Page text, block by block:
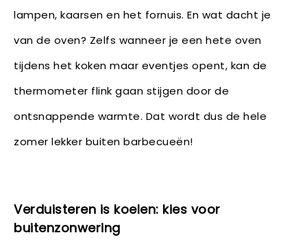
lampen, kaarsen en het fornuis. En wat dacht je
van de oven? Zelfs wanneer je een hete oven
tijdens het koken maar eventjes opent, kan de
thermometer flink gaan stijgen door de
ontsnappende warmte. Dat wordt dus de hele
zomer lekker buiten barbecueën!
Verduisteren is koelen: kies voor
buitenzonwering